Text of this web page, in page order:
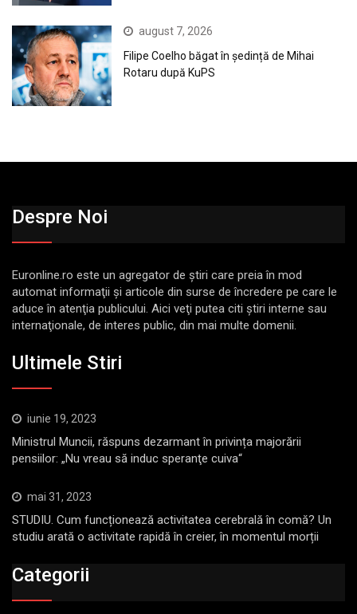
august 7, 2026
Filipe Coelho băgat în ședință de Mihai
Rotaru după KuPS
Despre Noi
Euronline.ro este un agregator de ştiri care preia în mod
automat informaţii şi articole din surse de încredere pe care le
aduce în atenţia publicului. Aici veţi putea citi ştiri interne sau
internaţionale, de interes public, din mai multe domenii.
Ultimele Stiri
iunie 19, 2023
Ministrul Muncii, răspuns dezarmant în privința majorării
pensiilor: „Nu vreau să induc speranţe cuiva“
mai 31, 2023
STUDIU. Cum funcționează activitatea cerebrală în comă? Un
studiu arată o activitate rapidă în creier, în momentul morții
Categorii